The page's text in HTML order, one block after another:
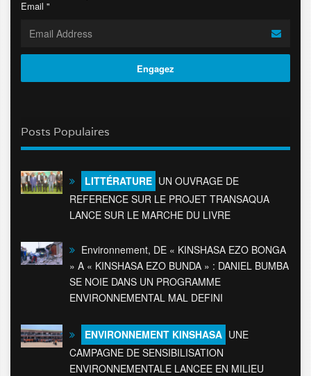
Email "
Posts Populaires
LITTÉRATURE UN OUVRAGE DE
REFERENCE SUR LE PROJET TRANSAQUA
LANCE SUR LE MARCHE DU LIVRE
Environnement, DE « KINSHASA EZO BONGA
» A « KINSHASA EZO BUNDA » : DANIEL BUMBA
SE NOIE DANS UN PROGRAMME
ENVIRONNEMENTAL MAL DEFINI
ENVIRONNEMENT KINSHASA UNE
CAMPAGNE DE SENSIBILISATION
ENVIRONNEMENTALE LANCEE EN MILIEU